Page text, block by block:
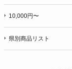
10,000円〜
県別商品リスト